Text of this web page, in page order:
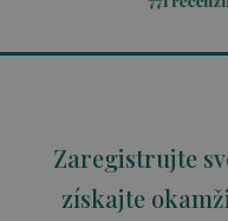
Zaregistrujte
získajte